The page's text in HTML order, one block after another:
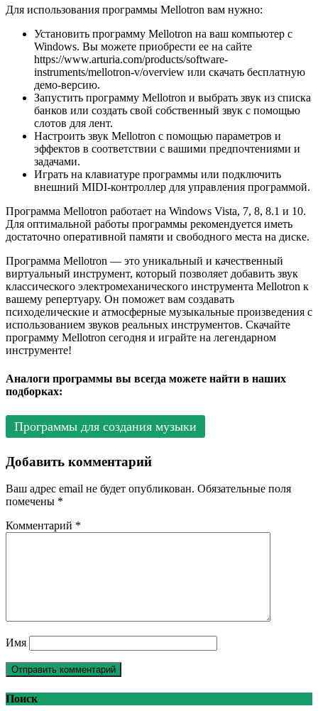
Для использования программы Mellotron вам нужно:
Установить программу Mellotron на ваш компьютер с
Windows. Вы можете приобрести ее на сайте
https://www.arturia.com/products/software-
instruments/mellotron-v/overview или скачать бесплатную
демо-версию.
Запустить программу Mellotron и выбрать звук из списка
банков или создать свой собственный звук с помощью
слотов для лент.
Настроить звук Mellotron с помощью параметров и
эффектов в соответствии с вашими предпочтениями и
задачами.
Играть на клавиатуре программы или подключить
внешний MIDI-контроллер для управления программой.
Программа Mellotron работает на Windows Vista, 7, 8, 8.1 и 10.
Для оптимальной работы программы рекомендуется иметь
достаточно оперативной памяти и свободного места на диске.
Программа Mellotron — это уникальный и качественный
виртуальный инструмент, который позволяет добавить звук
классического электромеханического инструмента Mellotron к
вашему репертуару. Он поможет вам создавать
психоделические и атмосферные музыкальные произведения с
использованием звуков реальных инструментов. Скачайте
программу Mellotron сегодня и играйте на легендарном
инструменте!
Аналоги программы вы всегда можете найти в наших
подборках:
Программы для создания музыки
Добавить комментарий
Ваш адрес email не будет опубликован. Обязательные поля
помечены *
Комментарий *
Имя
Поиск